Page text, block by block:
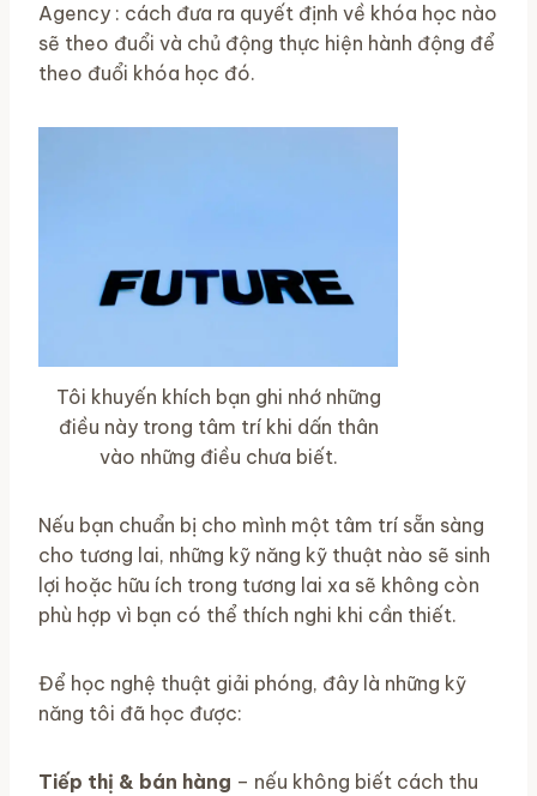
Agency : cách đưa ra quyết định về khóa học nào
sẽ theo đuổi và chủ động thực hiện hành động để
theo đuổi khóa học đó.
Tôi khuyến khích bạn ghi nhớ những
điều này trong tâm trí khi dấn thân
vào những điều chưa biết.
Nếu bạn chuẩn bị cho mình một tâm trí sẵn sàng
cho tương lai, những kỹ năng kỹ thuật nào sẽ sinh
lợi hoặc hữu ích trong tương lai xa sẽ không còn
phù hợp vì bạn có thể thích nghi khi cần thiết.
Để học nghệ thuật giải phóng, đây là những kỹ
năng tôi đã học được:
Tiếp thị & bán hàng – nếu không biết cách thu